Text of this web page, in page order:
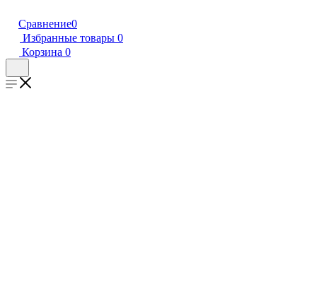
Сравнение0
Избранные товары 0
Корзина 0